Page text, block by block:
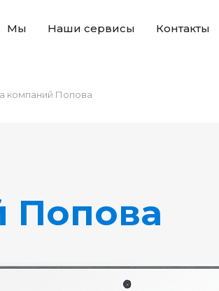
Мы Наши сервисы Контакты
компаний Попова
Попова